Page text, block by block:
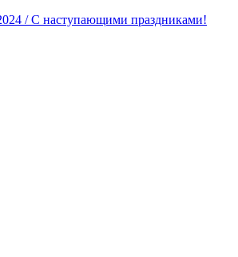
/С наступающими праздниками!